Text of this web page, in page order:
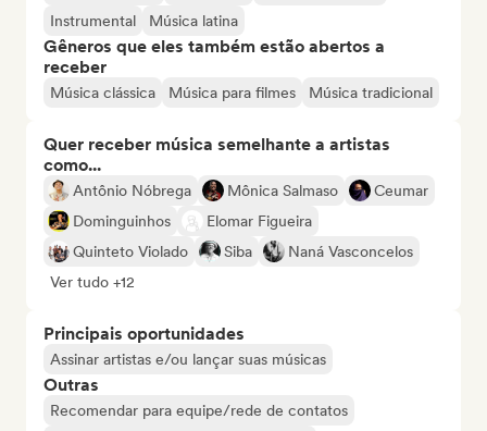
Instrumental
Música latina
Gêneros que eles também estão abertos a
receber
Música clássica Música para filmes Música tradicional
Quer receber música semelhante a artistas
como...
Antônio Nóbrega Mônica Salmaso
Ceumar
Dominguinhos
Elomar Figueira
Quinteto Violado
Siba
Naná Vasconcelos
Ver tudo +12
Principais oportunidades
Assinar artistas e/ou lançar suas músicas
Outras
Recomendar para equipe/rede de contatos